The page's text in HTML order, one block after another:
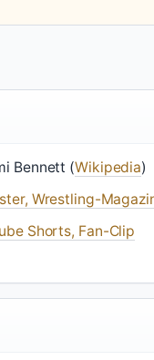
Bennett (Wikipedia)
Wrestling-
Shorts, Fan-Clip